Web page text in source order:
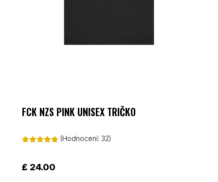
FCK NZS PINK UNISEX TRIČKO
základě
hodnocení
(Hodnocení: 32)
£ 24.00